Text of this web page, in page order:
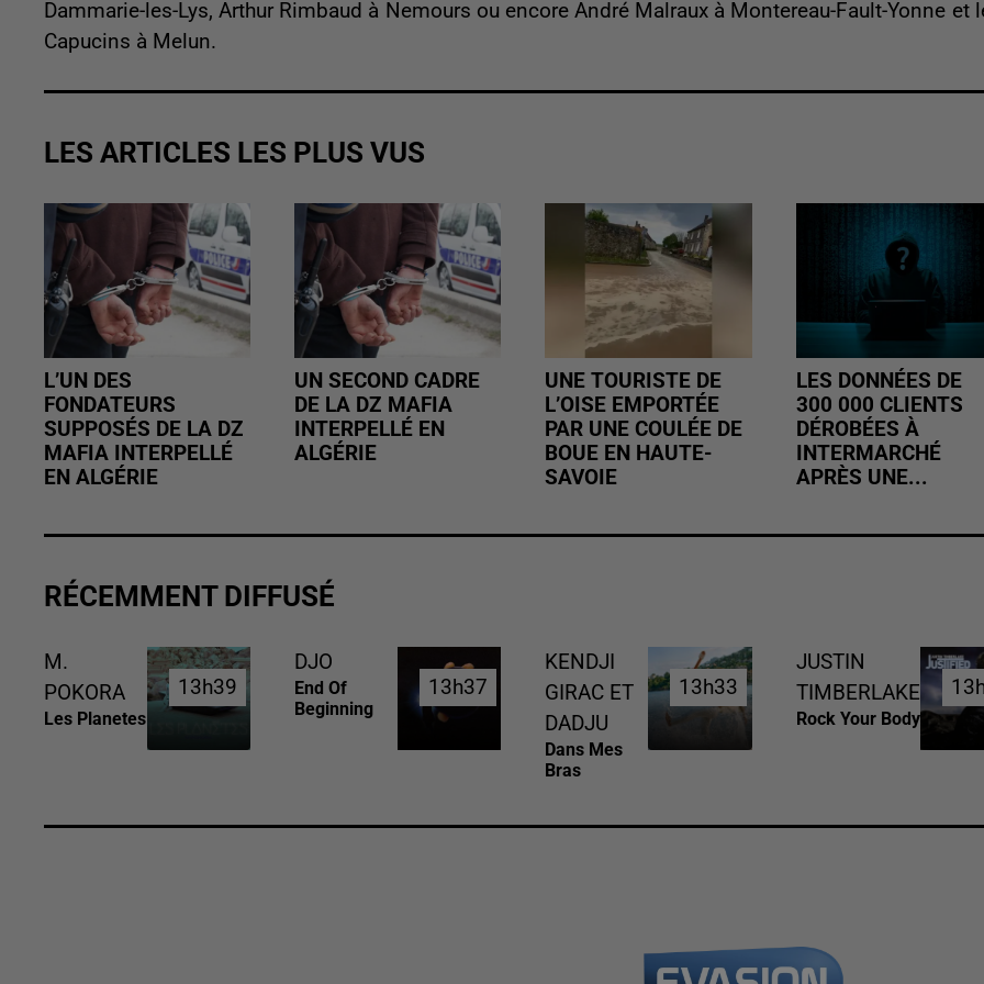
Dammarie-les-Lys, Arthur Rimbaud à Nemours ou encore André Malraux à Montereau-Fault-Yonne et
Capucins à Melun.
LES ARTICLES LES PLUS VUS
L’UN DES
FONDATEURS
SUPPOSÉS DE LA DZ
MAFIA INTERPELLÉ
EN ALGÉRIE
UN SECOND CADRE
DE LA DZ MAFIA
INTERPELLÉ EN
ALGÉRIE
UNE TOURISTE DE
L’OISE EMPORTÉE
PAR UNE COULÉE DE
BOUE EN HAUTE-
SAVOIE
LES DONNÉES DE
300 000 CLIENTS
DÉROBÉES À
INTERMARCHÉ
APRÈS UNE...
RÉCEMMENT DIFFUSÉ
M.
POKORA
Les Planetes
13h39
13h39
DJO
End Of
Beginning
13h37
13h37
KENDJI
GIRAC ET
DADJU
Dans Mes
Bras
13h33
13h33
JUSTIN
TIMBERLAKE
Rock Your Body